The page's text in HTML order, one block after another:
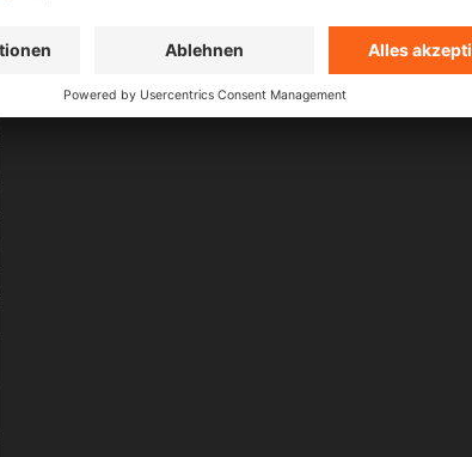
konstruieren
verbindet
eines
Zukunft.
viele Menschen
mit der
genauso wie
und freuen uns
Zur Einstimmung auf die
dich zusammengestellt: